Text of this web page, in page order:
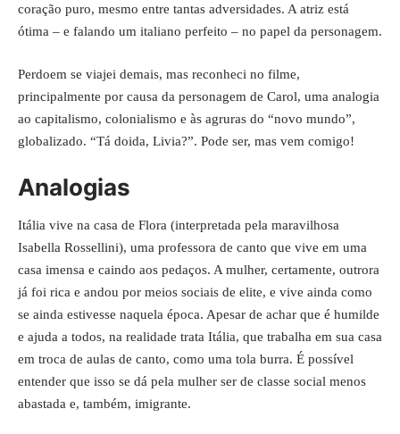
coração puro, mesmo entre tantas adversidades. A atriz está
ótima – e falando um italiano perfeito – no papel da personagem.
Perdoem se viajei demais, mas reconheci no filme,
principalmente por causa da personagem de Carol, uma analogia
ao capitalismo, colonialismo e às agruras do “novo mundo”,
globalizado. “Tá doida, Livia?”. Pode ser, mas vem comigo!
Analogias
Itália vive na casa de Flora (interpretada pela maravilhosa
Isabella Rossellini), uma professora de canto que vive em uma
casa imensa e caindo aos pedaços. A mulher, certamente, outrora
já foi rica e andou por meios sociais de elite, e vive ainda como
se ainda estivesse naquela época. Apesar de achar que é humilde
e ajuda a todos, na realidade trata Itália, que trabalha em sua casa
em troca de aulas de canto, como uma tola burra. É possível
entender que isso se dá pela mulher ser de classe social menos
abastada e, também, imigrante.